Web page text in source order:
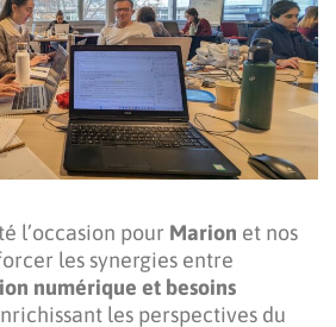
l’occasion pour Marion et nos
les synergies entre
numérique et besoins
les perspectives du